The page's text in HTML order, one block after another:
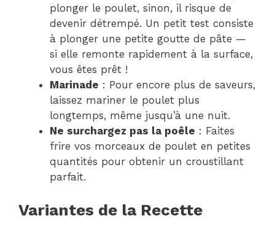
plonger le poulet, sinon, il risque de
devenir détrempé. Un petit test consiste
à plonger une petite goutte de pâte —
si elle remonte rapidement à la surface,
vous êtes prêt !
Marinade : Pour encore plus de saveurs,
laissez mariner le poulet plus
longtemps, même jusqu’à une nuit.
Ne surchargez pas la poêle : Faites
frire vos morceaux de poulet en petites
quantités pour obtenir un croustillant
parfait.
Variantes de la Recette